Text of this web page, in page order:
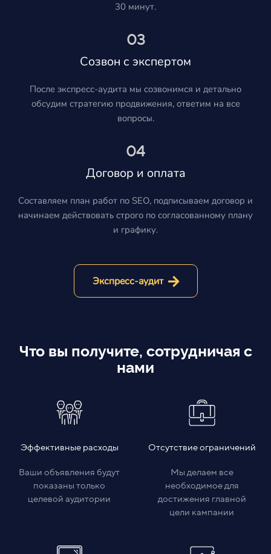
30 минут.
03
Созвон с экспертом
После экспресс-аудита мы созвонимся и детально
обсудим стратегию продвижения, ответим на все
вопросы.
04
Договор и оплата
Составляем план работ по SEO, подписываем договор и
начинаем действовать строго по согласованному плану
и графику.
Экспресс-аудит
Что вы получите, сотрудничая с
нами
Эффективные расходы
Ваши объявления будут
показаны только
целевой аудитории
Отсутствие ограничений
Мы делаем все
необходимое для
достижения главной
цели кампании